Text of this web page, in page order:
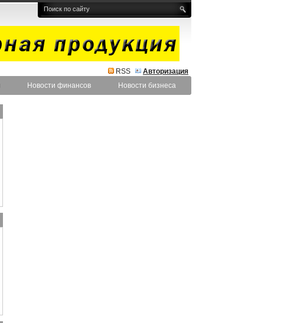
RSS
Авторизация
Новости финансов Новости бизнеса